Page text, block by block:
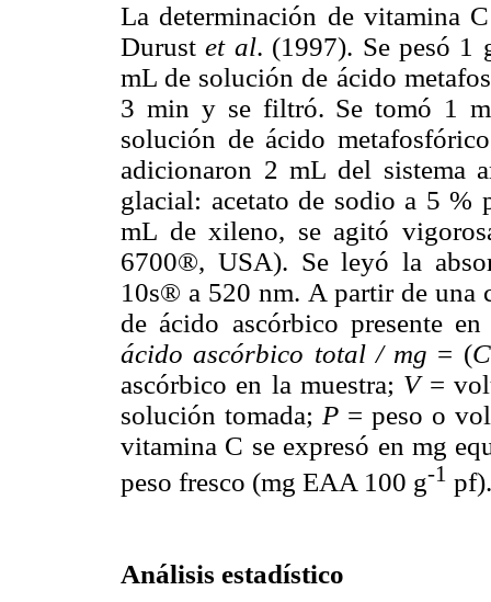
La determinación de vitamina
Durustet al. (1997). Se pesó 1
mL de solución de ácido
3 min y se filtró. Se tomó 1
solución de ácido
adicionaron 2 mL del sistema
glacial: acetato de sodio a 5
mL de xileno, se agitó
6700®, USA). Se leyó la
10s® a 520 nm. A partir de una
de ácido ascórbico presente
ácido ascórbico total / mg = (
ascórbico en la muestra; V=
solución tomada; P= peso o
vitamina C se expresó en mg
peso fresco (mg EAA 100 g-1 pf).
Análisis estadístico